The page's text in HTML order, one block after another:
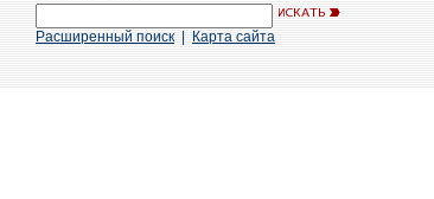
Расширенный поиск Карта сайта